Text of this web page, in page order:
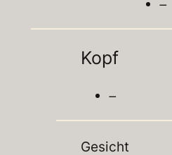
–
Kopf
–
Gesicht